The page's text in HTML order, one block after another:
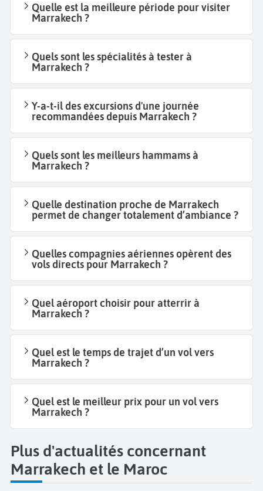
Quelle est la meilleure période pour visiter
Marrakech ?
Quels sont les spécialités à tester à
Marrakech ?
Y-a-t-il des excursions d'une journée
recommandées depuis Marrakech ?
Quels sont les meilleurs hammams à
Marrakech ?
Quelle destination proche de Marrakech
permet de changer totalement d’ambiance ?
Quelles compagnies aériennes opèrent des
vols directs pour Marrakech ?
Quel aéroport choisir pour atterrir à
Marrakech ?
Quel est le temps de trajet d’un vol vers
Marrakech ?
Quel est le meilleur prix pour un vol vers
Marrakech ?
Plus d'actualités concernant
Marrakech et le Maroc